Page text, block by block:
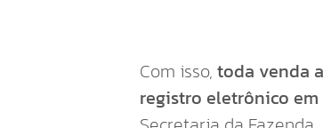
Com isso,toda venda
registro eletrônico